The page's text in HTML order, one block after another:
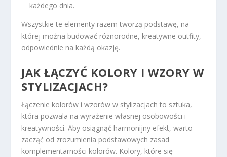
każdego dnia.
Wszystkie te elementy razem tworzą podstawę, na
której można budować różnorodne, kreatywne outfity,
odpowiednie na każdą okazję.
JAK ŁĄCZYĆ KOLORY I WZORY W
STYLIZACJACH?
Łączenie kolorów i wzorów w stylizacjach to sztuka,
która pozwala na wyrażenie własnej osobowości i
kreatywności. Aby osiągnąć harmonijny efekt, warto
zacząć od zrozumienia podstawowych zasad
komplementarności kolorów. Kolory, które się